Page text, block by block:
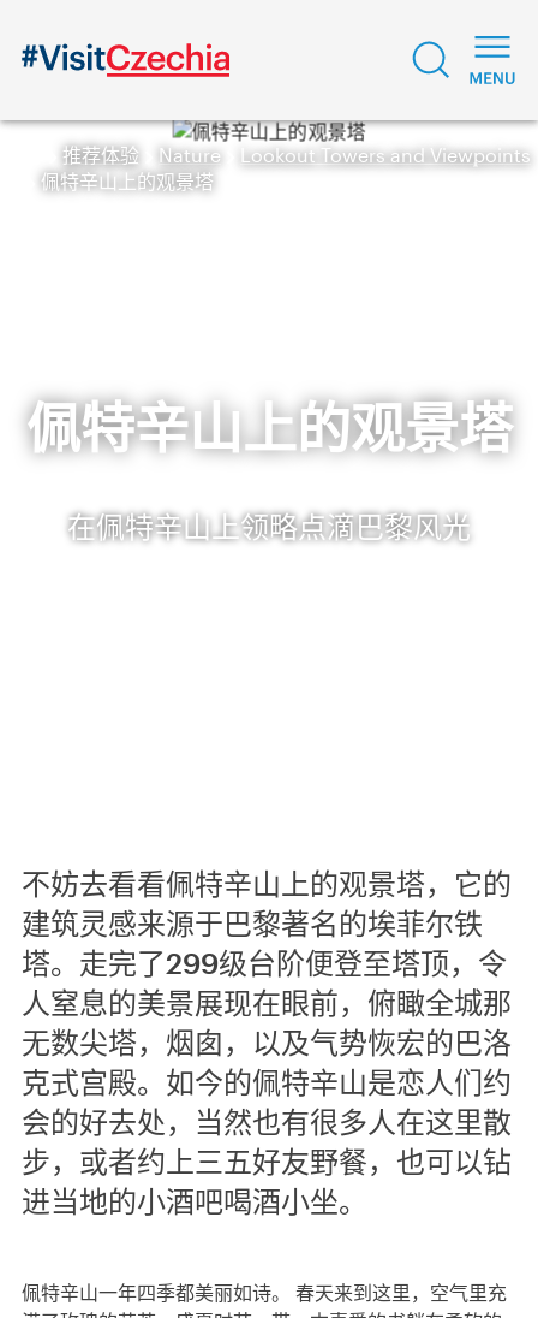
推荐体验 Nature
Lookout Towers and Viewpoints
佩特辛山上的观景塔
佩特辛山上的观景塔
在佩特辛山上领略点滴巴黎风光
不妨去看看佩特辛山上的观景塔，它的
建筑灵感来源于巴黎著名的埃菲尔铁
塔。走完了299级台阶便登至塔顶，令
人窒息的美景展现在眼前，俯瞰全城那
无数尖塔，烟囱，以及气势恢宏的巴洛
克式宫殿。如今的佩特辛山是恋人们约
会的好去处，当然也有很多人在这里散
步，或者约上三五好友野餐，也可以钻
进当地的小酒吧喝酒小坐。
佩特辛山一年四季都美丽如诗。 春天来到这里，空气里充